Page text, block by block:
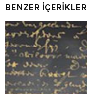
BENZER İÇERİKLER